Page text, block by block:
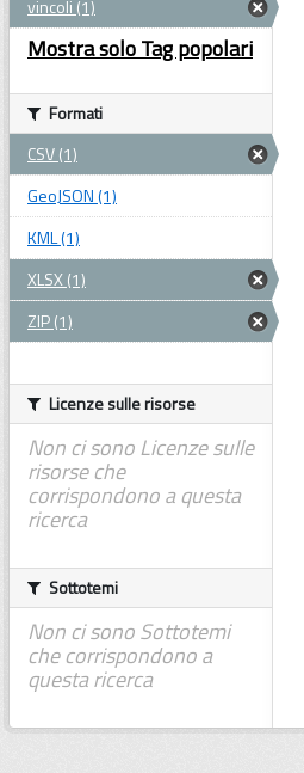
vincoli (1)
Mostra solo Tag popolari
Formati
CSV (1)
GeoJSON (1)
KML (1)
XLSX (1)
ZIP (1)
Licenze sulle risorse
Non ci sono Licenze sulle
risorse che
corrispondono a questa
ricerca
Sottotemi
Non ci sono Sottotemi
che corrispondono a
questa ricerca